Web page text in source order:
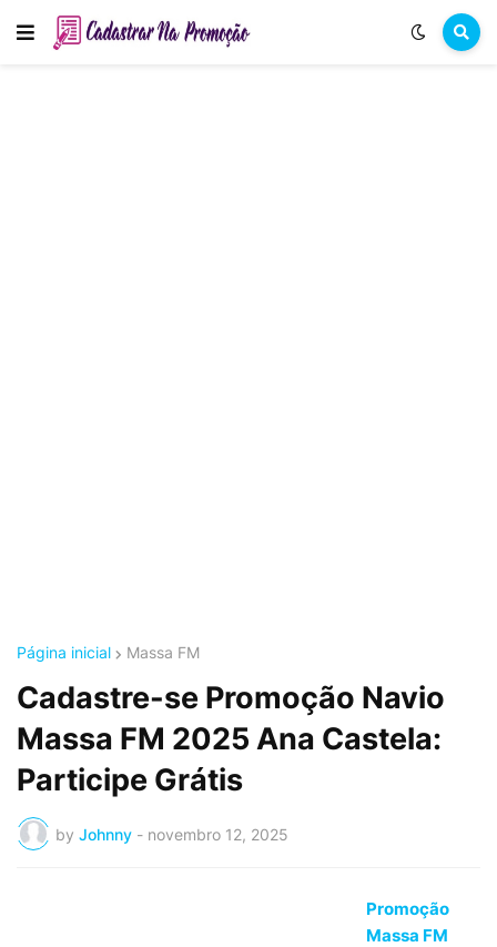
Página inicial Massa FM
Cadastre-se Promoção Navio
Massa FM 2025 Ana Castela:
Participe Grátis
by Johnny - novembro 12, 2025
Promoção
Massa FM